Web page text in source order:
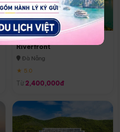
Melia Vinpearl Danang
Riverfront
Đà Nẵng
★ 5.0
Từ 2,400,000đ